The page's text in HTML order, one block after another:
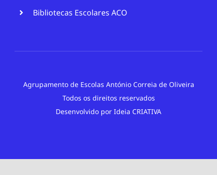
Bibliotecas Escolares ACO
Agrupamento de Escolas António Correia de Oliveira
Todos os direitos reservados
Desenvolvido por Ideia CRIATIVA